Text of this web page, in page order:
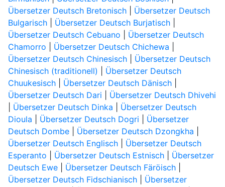
Übersetzer Deutsch Bretonisch| Übersetzer Deutsch
Bulgarisch| Übersetzer Deutsch Burjatisch|
Übersetzer Deutsch Cebuano
Übersetzer Deutsch
Chamorro
Übersetzer Deutsch Chichewa
Übersetzer Deutsch Chinesisch| Übersetzer Deutsch
Chinesisch (traditionell)
Übersetzer Deutsch
Chuukesisch| Übersetzer Deutsch Dänisch|
Übersetzer Deutsch Dari
Übersetzer Deutsch Dhivehi
Übersetzer Deutsch Dinka
Übersetzer Deutsch
Dioula
Übersetzer Deutsch Dogri
Übersetzer
Deutsch Dombe| Übersetzer Deutsch Dzongkha
Übersetzer Deutsch Englisch| Übersetzer Deutsch
Esperanto
Übersetzer Deutsch Estnisch| Übersetzer
Deutsch Ewe| Übersetzer Deutsch Färöisch|
Übersetzer Deutsch Fidschianisch| Übersetzer